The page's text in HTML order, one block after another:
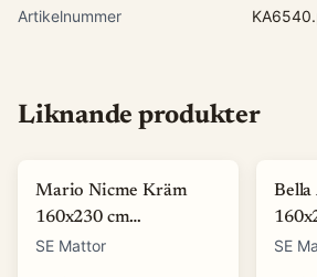
Artikelnummer
Liknande produkter
- 62
Mario Nicme Kräm
160x230 cm
Wiltonmatta
SE Mattor
-85%
SE